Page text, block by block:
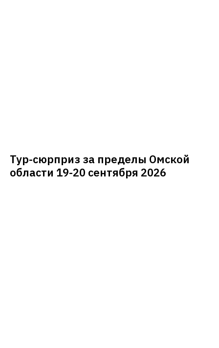
Тур-сюрприз за пределы Омской
области 19-20 сентября 2026